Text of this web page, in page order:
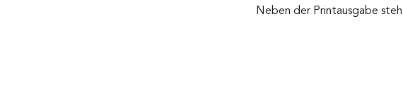
Neben der Printausgabe